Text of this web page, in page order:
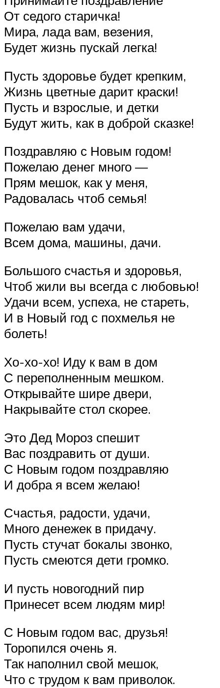
От седого старичка!
Мира, лада вам, везения,
Будет жизнь пускай легка!
Пусть здоровье будет крепким,
Жизнь цветные дарит краски!
Пусть и взрослые, и детки
Будут жить, как в доброй сказке!
Поздравляю с Новым годом!
Пожелаю денег много —
Прям мешок, как у меня,
Радовалась чтоб семья!
Пожелаю вам удачи,
Всем дома, машины, дачи.
Большого счастья и здоровья,
Чтоб жили вы всегда с любовью!
Удачи всем, успеха, не стареть,
И в Новый год с похмелья не
болеть!
Хо-хо-хо! Иду к вам в дом
С переполненным мешком.
Открывайте шире двери,
Накрывайте стол скорее.
Это Дед Мороз спешит
Вас поздравить от души.
С Новым годом поздравляю
И добра я всем желаю!
Счастья, радости, удачи,
Много денежек в придачу.
Пусть стучат бокалы звонко,
Пусть смеются дети громко.
И пусть новогодний пир
Принесет всем людям мир!
С Новым годом вас, друзья!
Торопился очень я.
Так наполнил свой мешок,
Что с трудом к вам приволок.